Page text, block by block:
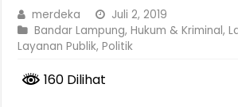
merdeka
Juli 2, 2019
Bandar Lampung,Hukum & Kriminal,
Layanan Publik,Politik
160 Dilihat